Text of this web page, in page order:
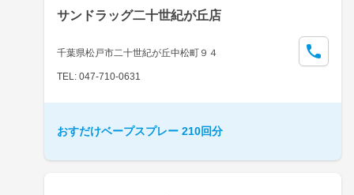
サンドラッグ二十世紀が丘店
千葉県松戸市二十世紀が丘中松町９４
TEL: 047-710-0631
おすだけベープスプレー 210回分